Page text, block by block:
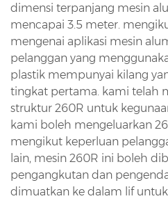
dimensi terpanjang mesin
mencapai 3.5 meter.
mengenai aplikasi mesin
pelanggan yang
plastik mempunyai kilang
tingkat pertama. kami telah
struktur 260R untuk
kami boleh mengeluarkan
mengikut keperluan
lain, mesin 260R ini boleh
pengangkutan dan
dimuatkan ke dalam lif